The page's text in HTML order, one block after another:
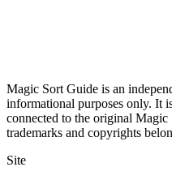
Magic Sort Guide is an
informational purposes only. It
connected to the original
trademarks and copyrights
Site